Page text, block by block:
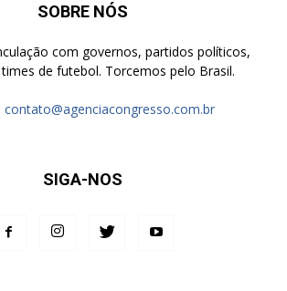
SOBRE NÓS
com governos, partidos políticos,
de futebol. Torcemos pelo Brasil.
contato@agenciacongresso.com.br
SIGA-NOS